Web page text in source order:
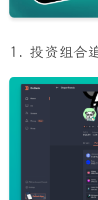
1. 投资组合